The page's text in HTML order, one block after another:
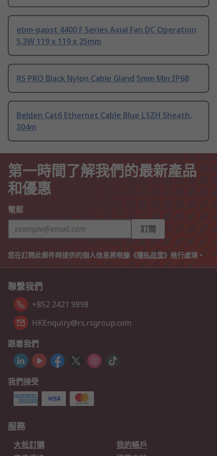
ebm-papst 4400 F Series Axial Fan DC Operation
5.3W 119 x 119 x 25mm
RS PRO Black Nylon Cable Gland 5mm Min IP68
Belden Cat6 Ethernet Cable Blue LSZH Sheath,
304m
第一時間了解我們的最新產品
和優惠
電郵
訂閱
您在訂閱此郵件時提供的個人信息將根據《隱私政策》進行處理。
聯繫我們
+852 2421 9898
HKEnquiry@rs.rsgroup.com
跟着我們
我們接受
服務
大批訂購
我的帳戶